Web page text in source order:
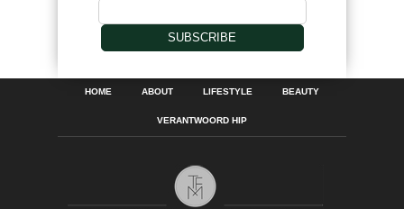
SUBSCRIBE
HOME ABOUT LIFESTYLE BEAUTY
VERANTWOORD HIP